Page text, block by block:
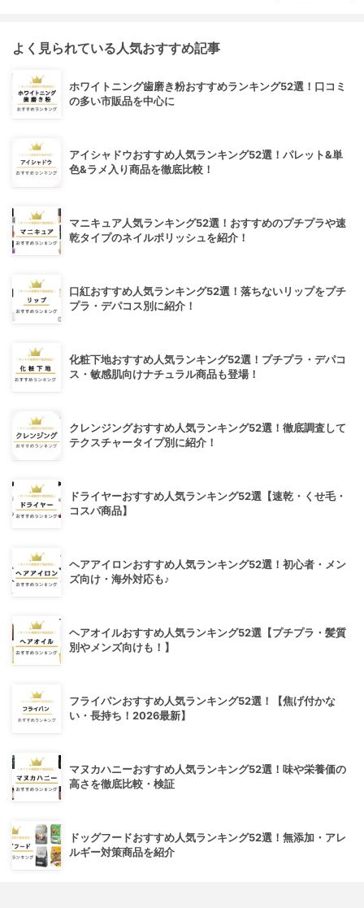
よく見られている人気おすすめ記事
ホワイトニング歯磨き粉おすすめランキング52選！口コミ
の多い市販品を中心に
アイシャドウおすすめ人気ランキング52選！パレット&単
色&ラメ入り商品を徹底比較！
マニキュア人気ランキング52選！おすすめのプチプラや速
乾タイプのネイルポリッシュを紹介！
口紅おすすめ人気ランキング52選！落ちないリップをプチ
プラ・デパコス別に紹介！
化粧下地おすすめ人気ランキング52選！プチプラ・デパコ
ス・敏感肌向けナチュラル商品も登場！
クレンジングおすすめ人気ランキング52選！徹底調査して
テクスチャータイプ別に紹介！
ドライヤーおすすめ人気ランキング52選【速乾・くせ毛・
コスパ商品】
ヘアアイロンおすすめ人気ランキング52選！初心者・メン
ズ向け・海外対応も♪
ヘアオイルおすすめ人気ランキング52選【プチプラ・髪質
別やメンズ向けも！】
フライパンおすすめ人気ランキング52選！【焦げ付かな
い・長持ち！2026最新】
マヌカハニーおすすめ人気ランキング52選！味や栄養価の
高さを徹底比較・検証
ドッグフードおすすめ人気ランキング52選！無添加・アレ
ルギー対策商品を紹介